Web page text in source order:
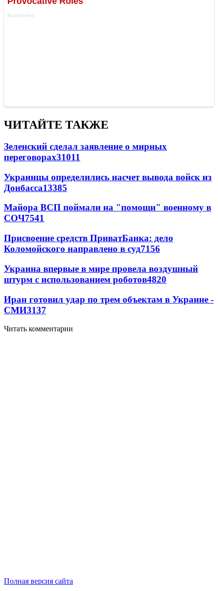
ЧИТАЙТЕ ТАКЖЕ
Зеленский сделал заявление о мирных
переговорах31011
Украинцы определились насчет вывода войск из
Донбасса13385
Майора ВСП поймали на "помощи" военному в
СОЧ7541
Присвоение средств ПриватБанка: дело
Коломойского направлено в суд7156
Украина впервые в мире провела воздушный
штурм с использованием роботов4820
Иран готовил удар по трем объектам в Украине -
СМИ3137
Читать комментарии
Полная версия сайта